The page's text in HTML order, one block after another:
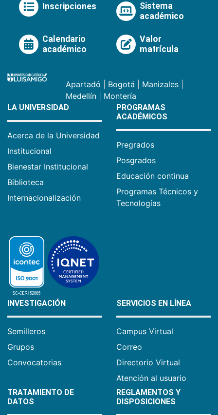
Inscripciones
Sistema
académico
Calendario
académico
Valor
matrícula
Apartadó Bogotá Manizales
Medellín
Montería
LA UNIVERSIDAD
Acerca de la Universidad
Institucional
Bienestar Institucional
Biblioteca
Internacionalización
PROGRAMAS
ACADÉMICOS
Pregrados
Posgrados
Educación continua
Programas Técnicos y
Tecnologías
INVESTIGACIÓN
Semilleros
Grupos
Convocatorias
SERVICIOS EN LÍNEA
Campus Virtual
Correo
Directorio Virtual
Atención al usuario
TRATAMIENTO DE
DATOS
REGLAMENTOS Y
DISPOSICIONES